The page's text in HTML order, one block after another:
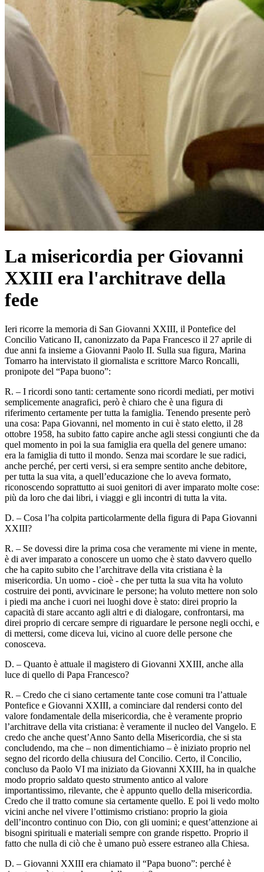
La misericordia per Giovanni
XXIII era l'architrave della
fede
Ieri ricorre la memoria di San Giovanni XXIII, il Pontefice del
Concilio Vaticano II, canonizzato da Papa Francesco il 27 aprile di
due anni fa insieme a Giovanni Paolo II. Sulla sua figura, Marina
Tomarro ha intervistato il giornalista e scrittore Marco Roncalli,
pronipote del “Papa buono”:
R. – I ricordi sono tanti: certamente sono ricordi mediati, per motivi
semplicemente anagrafici, però è chiaro che è una figura di
riferimento certamente per tutta la famiglia. Tenendo presente però
una cosa: Papa Giovanni, nel momento in cui è stato eletto, il 28
ottobre 1958, ha subito fatto capire anche agli stessi congiunti che da
quel momento in poi la sua famiglia era quella del genere umano:
era la famiglia di tutto il mondo. Senza mai scordare le sue radici,
anche perché, per certi versi, si era sempre sentito anche debitore,
per tutta la sua vita, a quell’educazione che lo aveva formato,
riconoscendo soprattutto ai suoi genitori di aver imparato molte cose:
più da loro che dai libri, i viaggi e gli incontri di tutta la vita.
D. – Cosa l’ha colpita particolarmente della figura di Papa Giovanni
XXIII?
R. – Se dovessi dire la prima cosa che veramente mi viene in mente,
è di aver imparato a conoscere un uomo che è stato davvero quello
che ha capito subito che l’architrave della vita cristiana è la
misericordia. Un uomo - cioè - che per tutta la sua vita ha voluto
costruire dei ponti, avvicinare le persone; ha voluto mettere non solo
i piedi ma anche i cuori nei luoghi dove è stato: direi proprio la
capacità di stare accanto agli altri e di dialogare, confrontarsi, ma
direi proprio di cercare sempre di riguardare le persone negli occhi, e
di mettersi, come diceva lui, vicino al cuore delle persone che
conosceva.
D. – Quanto è attuale il magistero di Giovanni XXIII, anche alla
luce di quello di Papa Francesco?
R. – Credo che ci siano certamente tante cose comuni tra l’attuale
Pontefice e Giovanni XXIII, a cominciare dal rendersi conto del
valore fondamentale della misericordia, che è veramente proprio
l’architrave della vita cristiana: è veramente il nucleo del Vangelo. E
credo che anche quest’Anno Santo della Misericordia, che si sta
concludendo, ma che – non dimentichiamo – è iniziato proprio nel
segno del ricordo della chiusura del Concilio. Certo, il Concilio,
concluso da Paolo VI ma iniziato da Giovanni XXIII, ha in qualche
modo proprio saldato questo strumento antico al valore
importantissimo, rilevante, che è appunto quello della misericordia.
Credo che il tratto comune sia certamente quello. E poi li vedo molto
vicini anche nel vivere l’ottimismo cristiano: proprio la gioia
dell’incontro continuo con Dio, con gli uomini; e quest’attenzione ai
bisogni spirituali e materiali sempre con grande rispetto. Proprio il
fatto che nulla di ciò che è umano può essere estraneo alla Chiesa.
D. – Giovanni XXIII era chiamato il “Papa buono”: perché è